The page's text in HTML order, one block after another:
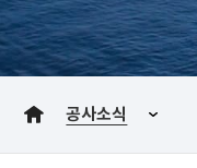
공사소식